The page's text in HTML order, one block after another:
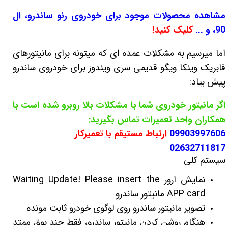
مشاهده محصولات موجود برای خودروی رنو ساندرو، ال
90، و ...
کلیک کنید!
اما میرسیم به مشکلات عمده ای که میتونه برای مانیتورهای
فابریک وینکا ویگو قدیمی سری ویندوز برای خودروی ساندرو
پیش بیاد:
اگر مانیتور خودروی شما با مشکلات بالا روبرو شده است با
همکاران واحد تعمیرات تماس بگیرید:
09903997606 ارتباط مستیقم با تعمیرکار
02632711817
سیستم کلی
نمایش ارور Waiting Update! Please insert the
APP card مانیتور ساندرو
تصویر مانیتور ساندرو روی لوگوی خودرو ثابت مونده